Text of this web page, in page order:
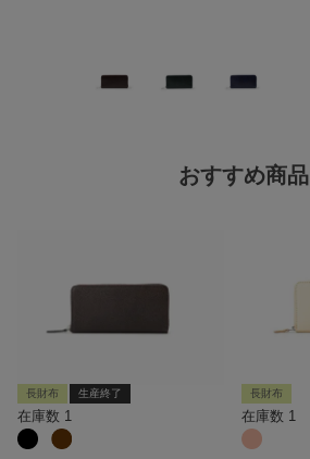
おすすめ商品
長財布 生産終了
在庫数 1
長財布
在庫数 1